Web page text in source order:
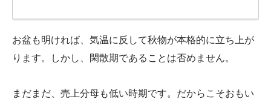
お盆も明ければ、気温に反して秋物が本格的に立ち上が
ります。しかし、閑散期であることは否めません。
まだまだ、売上分母も低い時期です。だからこそおもい